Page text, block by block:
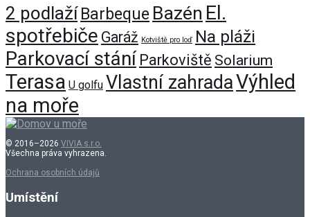
2 podlaží Barbeque Bazén El.
spotřebiče Garáž Kotviště pro loď Na pláži
Parkovací stání Parkoviště Solarium
Terasa U golfu Vlastní zahradaVýhled
na moře
© 2016–2026 VIVIA s.r.o.
Všechna práva vyhrazena.
Ochrana osobních údajů
Umístění